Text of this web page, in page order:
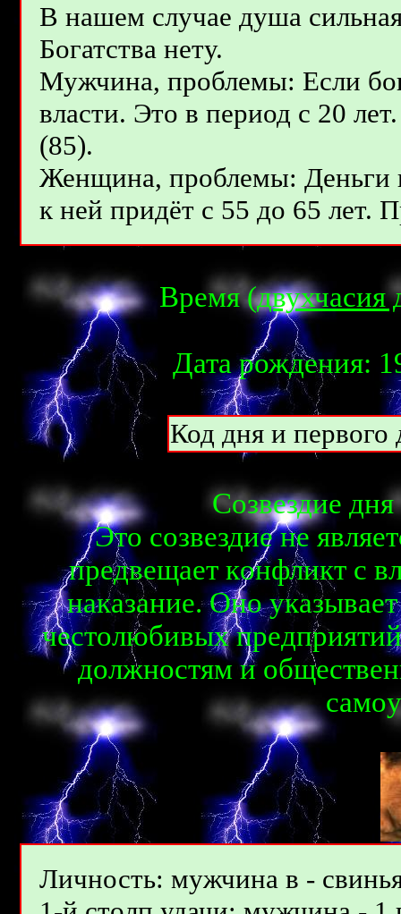
В нашем случае душа
Богатства нету.
Мужчина, проблемы: Если
власти. Это в период с 20
(85).
Женщина, проблемы: Деньги
к ней придёт с 55 до 65 лет.
Время (двухчасия
Дата рождения:
Код дня и первого
Созвездие
Этo coзвeздиe нe
пpeдвeщaeт кoнфликт c
нaкaзaниe. Oнo
чecтoлюбивыx
дoлжнocтям и
Личность: мужчина в -